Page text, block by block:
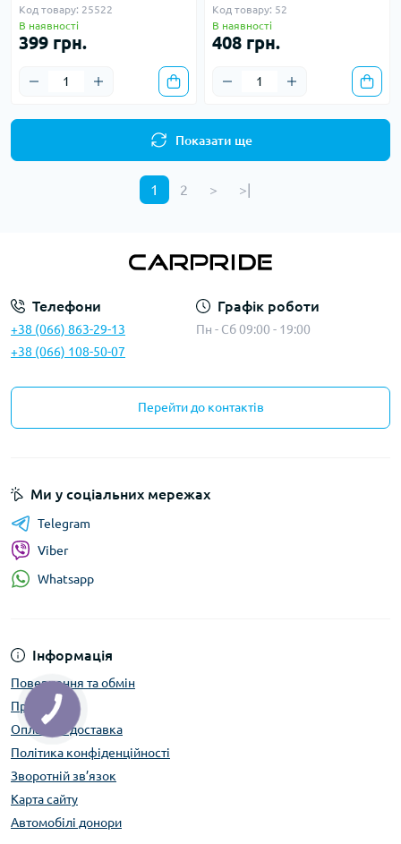
Код товару: 25522
В наявності
399 грн.
Код товару: 52
В наявності
408 грн.
Показати ще
1 2 > >|
Телефони
+38 (066) 863-29-13
+38 (066) 108-50-07
Графік роботи
Пн - Сб 09:00 - 19:00
Перейти до контактів
Інформація
Повернення та обмін
Про нас
Оплата та доставка
Політика конфіденційності
Зворотній зв’язок
Карта сайту
Автомобілі донори
Ми у соціальних мережах
Telegram
Viber
Whatsapp